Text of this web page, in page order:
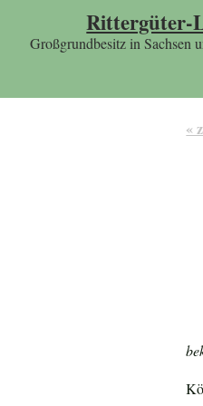
Rittergüter-
Großgrundbesitz in Sachsen
«